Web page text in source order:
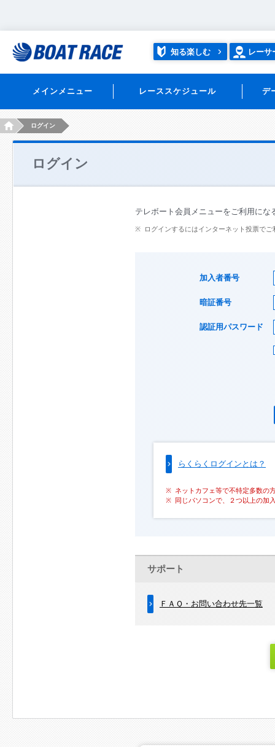
知る楽しむ レーサ
メインメニュー レーススケジュール デ
HOMEログイン
ログイン
テレボート会員メニューをご利用にな
ログインするにはインターネット投票で
加入者番号
暗証番号
認証用パスワード
らくらくログインとは？
ネットカフェ等で不特定多数の
同じパソコンで、２つ以上の加
サポート
ＦＡＱ・お問い合わせ先一覧